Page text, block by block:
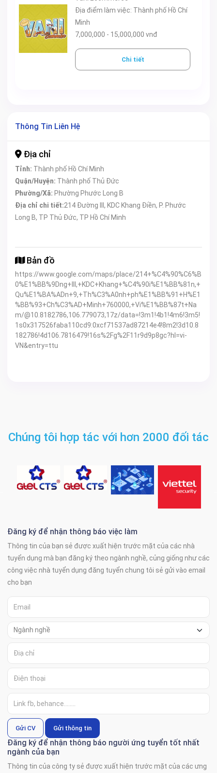
Địa điểm làm việc: Thành phố Hồ Chí
Minh
7,000,000 - 15,000,000 vnđ
Chi tiết
Thông Tin Liên Hệ
Địa chỉ
Tỉnh: Thành phố Hồ Chí Minh
Quận/Huyện: Thành phố Thủ Đức
Phường/Xã: Phường Phước Long B
Địa chỉ chi tiết:214 Đường III, KDC Khang Điền, P. Phước
Long B, TP Thủ Đức, TP Hồ Chí Minh
Bản đồ
https://www.google.com/maps/place/214+%C4%90%C6%B
0%E1%BB%9Dng+III,+KDC+Khang+%C4%90i%E1%BB%81n,+
Qu%E1%BA%ADn+9,+Th%C3%A0nh+ph%E1%BB%91+H%E1
%BB%93+Ch%C3%AD+Minh+760000,+Vi%E1%BB%87t+Na
m/@10.8182786,106.779073,17z/data=!3m1!4b1!4m6!3m5!
1s0x317526faba110cd9:0xcf71537ad87214e4!8m2!3d10.8
182786!4d106.7816479!16s%2Fg%2F11r9d9p8gc?hl=vi-
VN&entry=ttu
Chúng tôi hợp tác với hơn 2000 đối tác
Đăng ký để nhận thông báo việc làm
Thông tin của bạn sẻ được xuất hiện trước mặt của các nhà
tuyển dụng mà bạn đăng ký theo ngành nghề, củng giống như các
công việc nhà tuyển dụng đăng tuyển chung tôi sẻ gửi vào email
cho bạn
Gửi CV Gửi thông tin
Đăng ký để nhận thông báo người ứng tuyển tốt nhất
ngành của bạn
Thông tin của công ty sẻ được xuất hiện trước mặt của các ưng